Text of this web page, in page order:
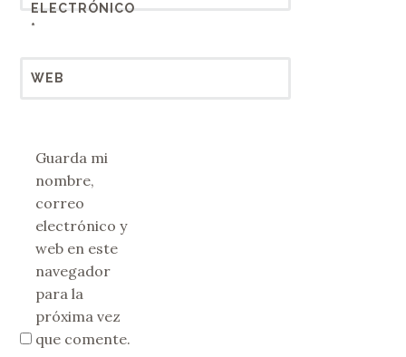
ELECTRÓNICO
*
WEB
Guarda mi
nombre,
correo
electrónico y
web en este
navegador
para la
próxima vez
que comente.